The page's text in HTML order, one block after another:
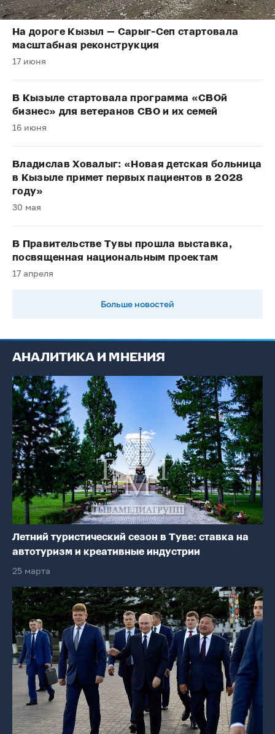
На дороге Кызыл — Сарыг-Сеп стартовала
масштабная реконструкция
17 июня
В Кызыле стартовала программа «СВОй
бизнес» для ветеранов СВО и их семей
16 июня
Владислав Ховалыг: «Новая детская больница
в Кызыле примет первых пациентов в 2028
году»
30 мая
В Правительстве Тувы прошла выставка,
посвященная национальным проектам
17 апреля
Больше новостей
АНАЛИТИКА И МНЕНИЯ
Летний туристический сезон в Туве: ставка на
автотуризм и креативные индустрии
25 марта